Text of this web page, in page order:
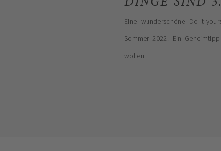
Eine wunderschöne Do-it-
Sommer 2022. Ein
wollen.
DINGE SIND